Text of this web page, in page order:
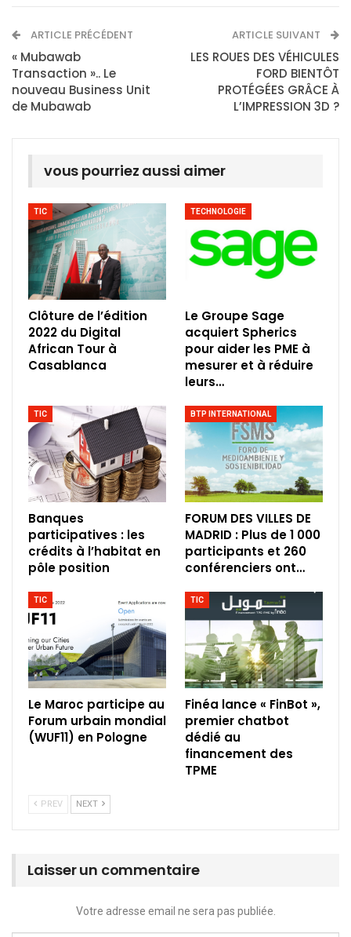
ARTICLE PRÉCÉDENT
« Mubawab
Transaction ».. Le
nouveau Business Unit
de Mubawab
ARTICLE SUIVANT
LES ROUES DES VÉHICULES
FORD BIENTÔT
PROTÉGÉES GRÂCE À
L’IMPRESSION 3D ?
vous pourriez aussi aimer
TIC
Clôture de l’édition
2022 du Digital
African Tour à
Casablanca
TECHNOLOGIE
Le Groupe Sage
acquiert Spherics
pour aider les PME à
mesurer et à réduire
leurs…
TIC
Banques
participatives : les
crédits à l’habitat en
pôle position
BTP INTERNATIONAL
FORUM DES VILLES DE
MADRID : Plus de 1 000
participants et 260
conférenciers ont…
TIC
Le Maroc participe au
Forum urbain mondial
(WUF11) en Pologne
TIC
Finéa lance « FinBot »,
premier chatbot
dédié au
financement des
TPME
PREV NEXT
Laisser un commentaire
Votre adresse email ne sera pas publiée.